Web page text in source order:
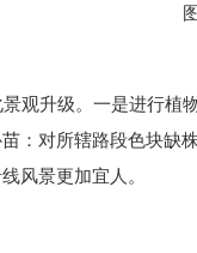
观升级。一是进行植
：对所辖路段色块缺
风景更加宜人。